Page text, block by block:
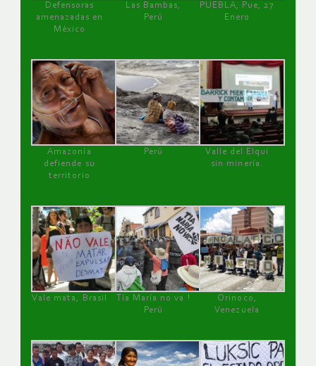
Defensoras
amenazadas en
México
Las Bambas,
Perú
PUEBLA, Pue, 27
Enero
Amazonía
defiende su
territorio
Perú
Valle del Elqui
sin minería.
Vale mata, Brasil
Tía María no va !
Perú
Orinoco,
Venezuela